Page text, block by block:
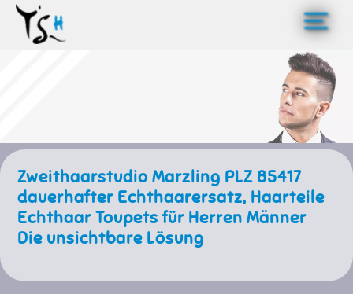
>
Zweithaarstudio Marzling PLZ 85417
dauerhafter Echthaarersatz, Haarteile
Echthaar Toupets für Herren Männer
Die unsichtbare Lösung